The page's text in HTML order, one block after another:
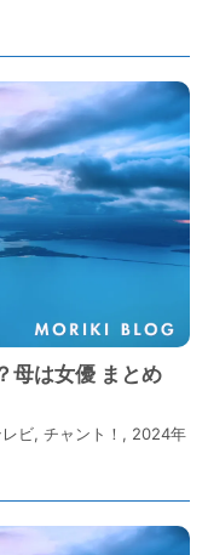
母は女優 まとめ
ビ, チャント！ , 2024年